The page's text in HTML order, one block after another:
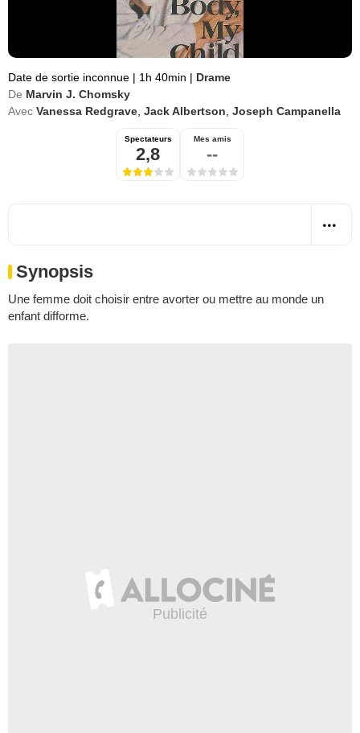
Date de sortie inconnue | 1h 40min | Drame
De Marvin J. Chomsky
Avec Vanessa Redgrave Jack Albertson Joseph Campanella
Spectateurs
2,8
Mes amis
--
Synopsis
Une femme doit choisir entre avorter ou mettre au monde un
enfant difforme.